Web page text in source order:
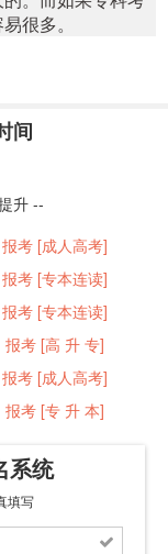
很多。
间
升 --
报考 [网络教育]
报考 [专本连读]
报考 [成人高考]
报考 [专本连读]
报考 [专本连读]
报考 [高 升 专]
报考 [成人高考]
报考 [专 升 本]
报考 [成人高考]
报考 [专本连读]
报考 [专 升 本]
系统
填写